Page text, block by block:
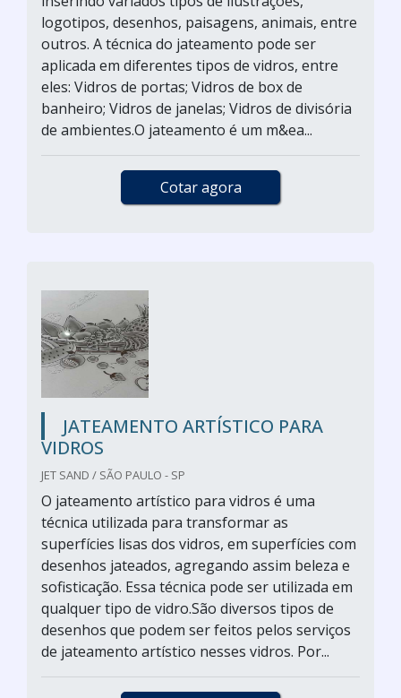
logotipos, desenhos, paisagens, animais, entre
outros. A técnica do jateamento pode ser
aplicada em diferentes tipos de vidros, entre
eles: Vidros de portas; Vidros de box de
banheiro; Vidros de janelas; Vidros de divisória
de ambientes.O jateamento é um m&ea...
Cotar agora
JATEAMENTO ARTÍSTICO PARA
VIDROS
JET SAND / SÃO PAULO - SP
O jateamento artístico para vidros é uma
técnica utilizada para transformar as
superfícies lisas dos vidros, em superfícies com
desenhos jateados, agregando assim beleza e
sofisticação. Essa técnica pode ser utilizada em
qualquer tipo de vidro.São diversos tipos de
desenhos que podem ser feitos pelos serviços
de jateamento artístico nesses vidros. Por...